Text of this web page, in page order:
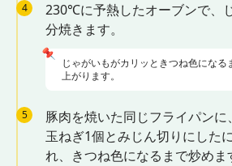
4
230℃に予熱したオーブンで、
分焼きます。
じゃがいもがカリッときつね色にな
上がります。
📌
5
豚肉を焼いた同じフライパン
玉ねぎ1個とみじん切りにした
れ、きつね色になるまで炒めま